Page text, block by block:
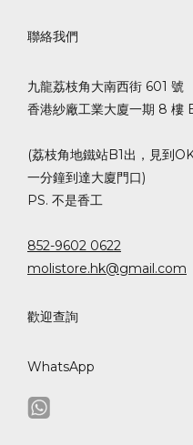
聯絡我們
九龍荔枝角大南西街 601 號
香港紗廠工業大廈一期 8 樓
(荔枝角地鐵站B1出，見到
一分鐘到達大廈門口)
PS. 不是香工
852-9602 0622
molistore.hk@gmail.com
歡迎查詢
WhatsApp